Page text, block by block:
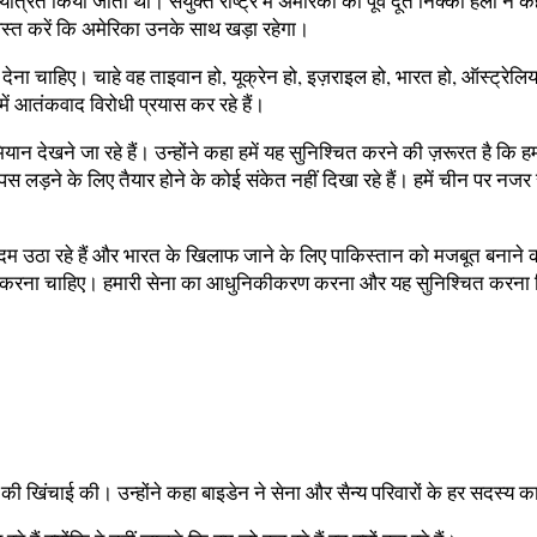
करें कि अमेरिका उनके साथ खड़ा रहेगा।
चाहे वह ताइवान हो, यूक्रेन हो, इज़राइल हो, भारत हो,
विरोधी प्रयास कर रहे हैं।
देखने जा रहे हैं। उन्होंने कहा हमें यह सुनिश्चित करने की ज़रूरत है कि
लड़ने के लिए तैयार होने के कोई संकेत नहीं दिखा रहे हैं। हमें चीन पर
रहे हैं और भारत के खिलाफ जाने के लिए पाकिस्तान को मजबूत बनाने
चाहिए। हमारी सेना का आधुनिकीकरण करना और यह सुनिश्चित
खिंचाई की। उन्होंने कहा बाइडेन ने सेना और सैन्य परिवारों के हर सदस्य